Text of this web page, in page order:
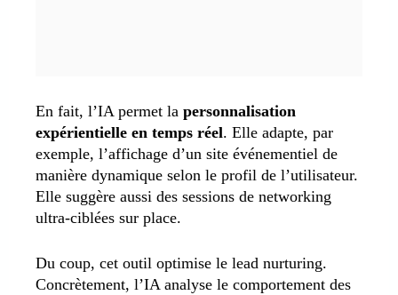
En fait, l’IA permet la personnalisation
expérientielle en temps réel. Elle adapte, par
exemple, l’affichage d’un site événementiel de
manière dynamique selon le profil de l’utilisateur.
Elle suggère aussi des sessions de networking
ultra-ciblées sur place.
Du coup, cet outil optimise le lead nurturing.
Concrètement, l’IA analyse le comportement des